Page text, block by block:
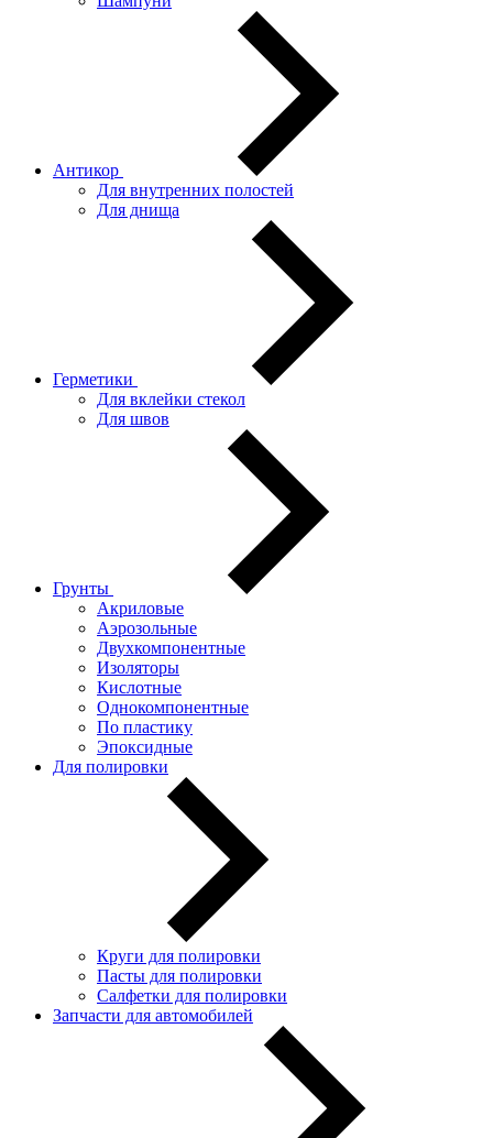
Антикор
Для внутренних полостей
Для днища
Герметики
Для вклейки стекол
Для швов
Грунты
Акриловые
Аэрозольные
Двухкомпонентные
Изоляторы
Кислотные
Однокомпонентные
По пластику
Эпоксидные
Для полировки
Круги для полировки
Пасты для полировки
Салфетки для полировки
Запчасти для автомобилей